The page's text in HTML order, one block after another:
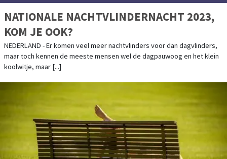
NATIONALE NACHTVLINDERNACHT 2023,
KOM JE OOK?
NEDERLAND - Er komen veel meer nachtvlinders voor dan dagvlinders,
maar toch kennen de meeste mensen wel de dagpauwoog en het klein
koolwitje, maar [...]